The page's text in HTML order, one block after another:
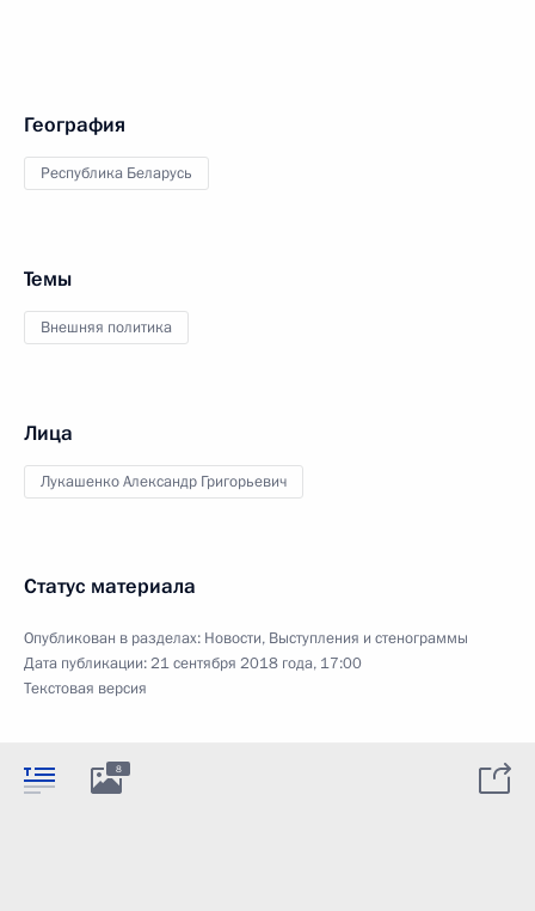
География
Республика Беларусь
Темы
Внешняя политика
Лица
Лукашенко Александр Григорьевич
Статус материала
Опубликован в разделах: Новости, Выступления и стенограммы
Дата публикации:21 сентября 2018 года, 17:00
Текстовая версия
8